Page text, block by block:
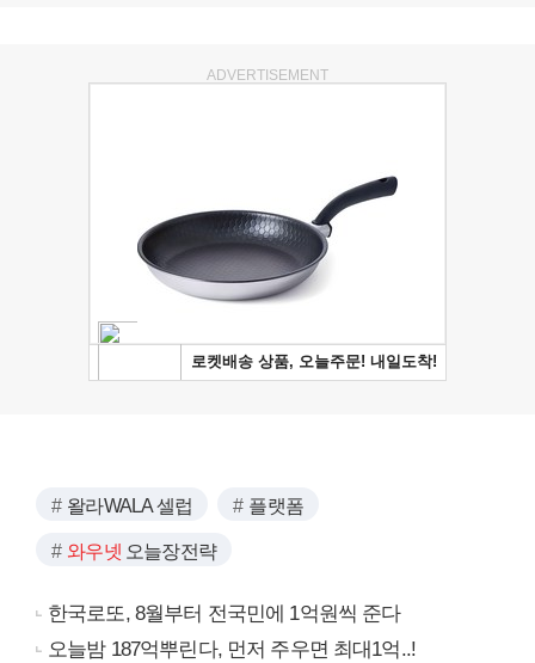
ADVERTISEMENT
왈라WALA 셀럽 플랫폼
와우넷 오늘장전략
한국로또, 8월부터 전국민에 1억원씩 준다
오늘밤 187억뿌린다, 먼저 주우면 최대1억..!